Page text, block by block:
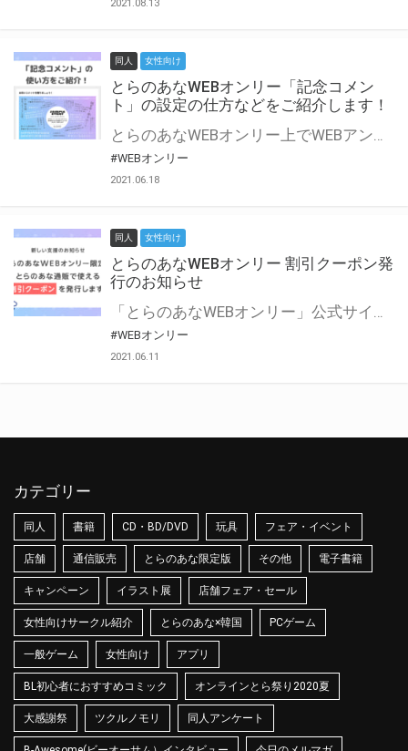
2021.08.13
同人 女性向け
とらのあなWEBオンリー「記念コメン
ト」の設定の仕方などをご紹介します！
とらのあなWEBオンリー上でWEBアンソロジーが作成できる「記念コメント」について、その使い方や作成手順を解説します！ 支援タイプを「サークル参加型」「サークル参加型・マルシェ(イベント会場)機能付き」でお申し込みいただいている主催者様はぜひご活用ください♪ とらのあなWEBオンリーサイトはこちら
#WEBオンリー
2021.06.18
同人 女性向け
とらのあなWEBオンリー 割引クーポン発
行のお知らせ
「とらのあなWEBオンリー」公式サイトでとらのあな通販の「割引クーポン」を配布中！ イベントごとに開催当日限定で使える割引クーポンのシリアルコードを発行します。 とらのあなWEBオンリーのページをチェックして、イベント当日にお得にお買い物を楽しみましょう♪ ※本キャンペーンは予告なく終了する場合がございます。 とらのあなWEBオンリーサイトはこちら
#WEBオンリー
2021.06.11
カテゴリー
同人 書籍 CD・BD/DVD 玩具 フェア・イベント
店舗 通信販売 とらのあな限定版 その他 電子書籍
キャンペーン イラスト展 店舗フェア・セール
女性向けサークル紹介 とらのあな×韓国 PCゲーム
一般ゲーム 女性向け アプリ
BL初心者におすすめコミック オンラインとら祭り2020夏
大感謝祭 ツクルノモリ 同人アンケート